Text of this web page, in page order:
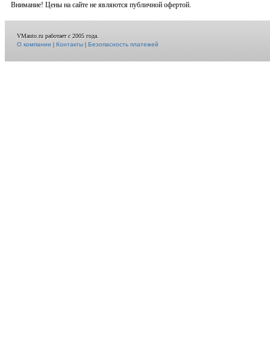
Внимание! Цены на сайте не являются публичной офертой.
VMauto.ru работает с 2005 года.
О компании|Контакты|Безопасность платежей